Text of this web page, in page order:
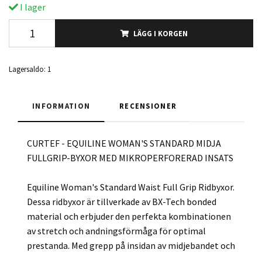
I lager
LÄGG I KORGEN
Lagersaldo: 1
INFORMATION RECENSIONER
CURTEF - EQUILINE WOMAN'S STANDARD MIDJA
FULLGRIP-BYXOR MED MIKROPERFORERAD INSATS
Equiline Woman's Standard Waist Full Grip Ridbyxor.
Dessa ridbyxor är tillverkade av BX-Tech bonded
material och erbjuder den perfekta kombinationen
av stretch och andningsförmåga för optimal
prestanda. Med grepp på insidan av midjebandet och